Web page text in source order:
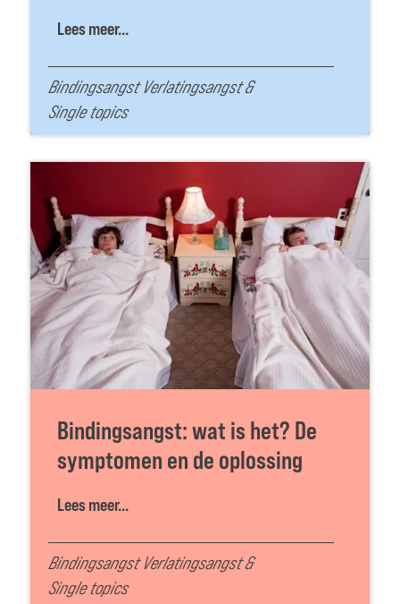
Lees meer...
Bindingsangst Verlatingsangst&
Single topics
Bindingsangst: wat is het? De
symptomen en de oplossing
Lees meer...
Bindingsangst Verlatingsangst&
Single topics